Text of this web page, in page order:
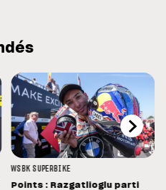
WSBK SUPERBIKE
Points : Razgatlioglu parti